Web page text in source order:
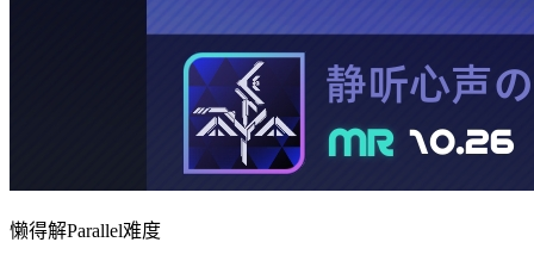
懒得解Parallel难度